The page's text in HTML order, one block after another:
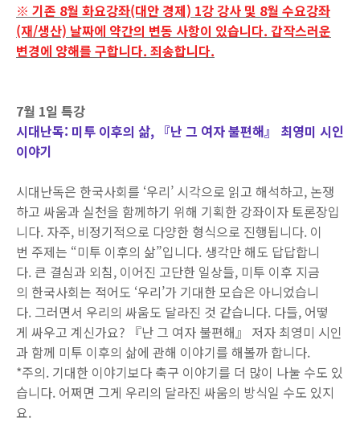
※ 기존 8월 화요강좌(대안 경제) 1강 강사 및 8월 수요강좌
(재/생산) 날짜에 약간의 변동 사항이 있습니다. 갑작스러운
변경에 양해를 구합니다. 죄송합니다.
7월 1일 특강
시대난독: 미투 이후의 삶, 『난 그 여자 불편해』 최영미 시인
이야기
시대난독은 한국사회를 ‘우리’ 시각으로 읽고 해석하고, 논쟁
하고 싸움과 실천을 함께하기 위해 기획한 강좌이자 토론장입
니다. 자주, 비정기적으로 다양한 형식으로 진행됩니다. 이
번 주제는 “미투 이후의 삶”입니다. 생각만 해도 답답합니
다. 큰 결심과 외침, 이어진 고단한 일상들, 미투 이후 지금
의 한국사회는 적어도 ‘우리’가 기대한 모습은 아니었습니
다. 그러면서 우리의 싸움도 달라진 것 같습니다. 다들, 어떻
게 싸우고 계신가요? 『난 그 여자 불편해』 저자 최영미 시인
과 함께 미투 이후의 삶에 관해 이야기를 해볼까 합니다.
*주의. 기대한 이야기보다 축구 이야기를 더 많이 나눌 수도 있
습니다. 어쩌면 그게 우리의 달라진 싸움의 방식일 수도 있지
요.